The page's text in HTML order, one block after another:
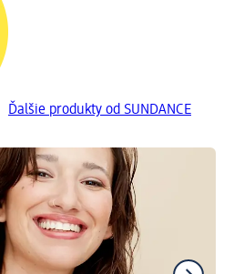
Ďalšie produkty od SUNDANCE